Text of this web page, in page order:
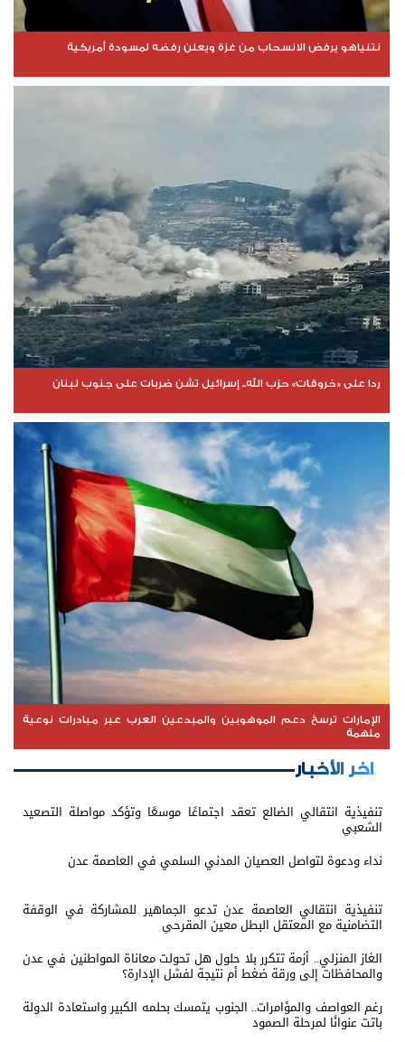
نتنياهو يرفض الانسحاب من غزة ويعلن رفضه لمسودة أمريكية
ردا على «خروقات» حزب الله.. إسرائيل تشن ضربات على جنوب لبنان
الإمارات ترسخ دعم الموهوبين والمبدعين العرب عبر مبادرات نوعية
ملهمة
اخر الأخبار
تنفيذية انتقالي الضالع تعقد اجتماعًا موسعًا وتؤكد مواصلة التصعيد
الشعبي
نداء ودعوة لتواصل العصيان المدني السلمي في العاصمة عدن
تنفيذية انتقالي العاصمة عدن تدعو الجماهير للمشاركة في الوقفة
التضامنية مع المعتقل البطل معين المقرحي
الغاز المنزلي.. أزمة تتكرر بلا حلول هل تحولت معاناة المواطنين في عدن
والمحافظات إلى ورقة ضغط أم نتيجة لفشل الإدارة؟
رغم العواصف والمؤامرات.. الجنوب يتمسك بحلمه الكبير واستعادة الدولة
باتت عنوانًا لمرحلة الصمود